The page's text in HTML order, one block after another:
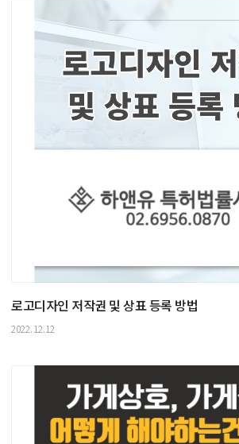
로고디자인 저작권 및 상표 등록 방법
2022.12.12